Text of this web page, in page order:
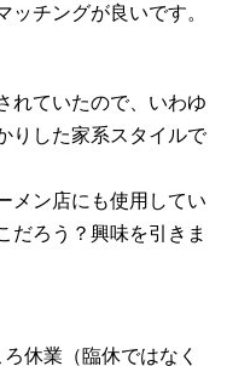
ッチングが良いです。
れていたので、いわゆ
りした家系スタイルで
メン店にも使用してい
だろう？興味を引きま
休業（臨休ではなく